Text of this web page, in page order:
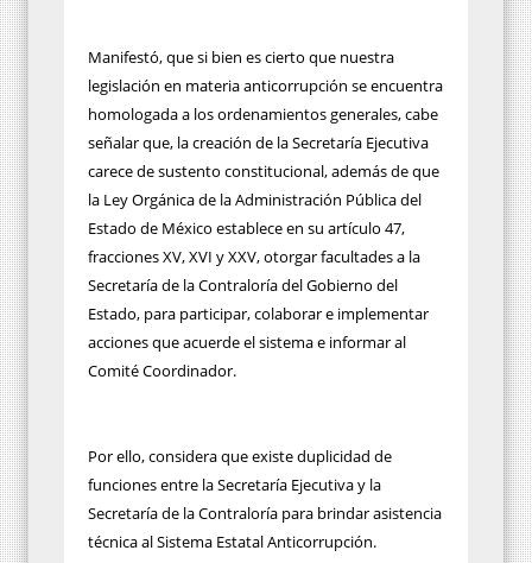
Manifestó, que si bien es cierto que nuestra
legislación en materia anticorrupción se encuentra
homologada a los ordenamientos generales, cabe
señalar que, la creación de la Secretaría Ejecutiva
carece de sustento constitucional, además de que
la Ley Orgánica de la Administración Pública del
Estado de México establece en su artículo 47,
fracciones XV, XVI y XXV, otorgar facultades a la
Secretaría de la Contraloría del Gobierno del
Estado, para participar, colaborar e implementar
acciones que acuerde el sistema e informar al
Comité Coordinador.
Por ello, considera que existe duplicidad de
funciones entre la Secretaría Ejecutiva y la
Secretaría de la Contraloría para brindar asistencia
técnica al Sistema Estatal Anticorrupción.